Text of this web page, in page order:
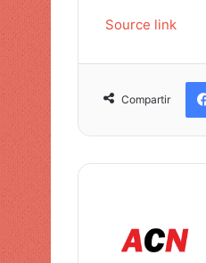
Source link
Compartir